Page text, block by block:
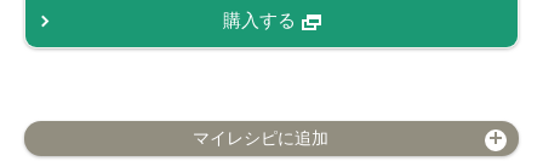
購入する
マイレシピに追加